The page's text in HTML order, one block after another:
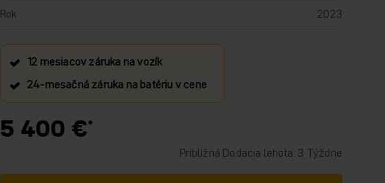
Rok
2023
12 mesiacov záruka na vozík
24‑mesačná záruka na batériu v cene
5 400 €
Približná Dodacia lehota: 3 Týždne